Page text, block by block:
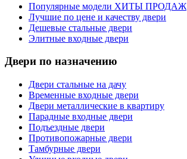
Популярные модели ХИТЫ ПРОДАЖ
Лучшие по цене и качеству двери
Дешевые стальные двери
Элитные входные двери
Двери по назначению
Двери стальные на дачу
Временные входные двери
Двери металлические в квартиру
Парадные входные двери
Подъездные двери
Противопожарные двери
Тамбурные двери